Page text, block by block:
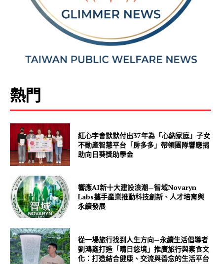
熱門
紅心字會默默付出37年為「心納家庭」子女
不動產智慧平台「房多多」帶領團隊響應捐
助向日葵獎助學金
響應AI新十大建設浪潮—智域Novaryn
Labs攜手產業推動科技創新、人才培育與
永續發展
從一場旅行找到人生方向—永續生活倡導者
劉鴻鑫打造「晴日悠境」推廣旅行與素食文
化：打造結合健康、交流與善念的生活平台